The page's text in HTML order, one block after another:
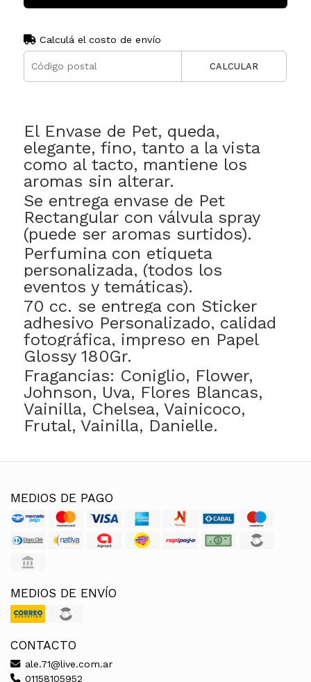
Calculá el costo de envío
CALCULAR
El Envase de Pet, queda,
elegante, fino, tanto a la vista
como al tacto, mantiene los
aromas sin alterar.
Se entrega envase de Pet
Rectangular con válvula spray
(puede ser aromas surtidos).
Perfumina con etiqueta
personalizada, (todos los
eventos y temáticas).
70 cc. se entrega con Sticker
adhesivo Personalizado, calidad
fotográfica, impreso en Papel
Glossy 180Gr.
Fragancias: Coniglio, Flower,
Johnson, Uva, Flores Blancas,
Vainilla, Chelsea, Vainicoco,
Frutal, Vainilla, Danielle.
MEDIOS DE PAGO
MEDIOS DE ENVÍO
CONTACTO
ale.71@live.com.ar
01158105952